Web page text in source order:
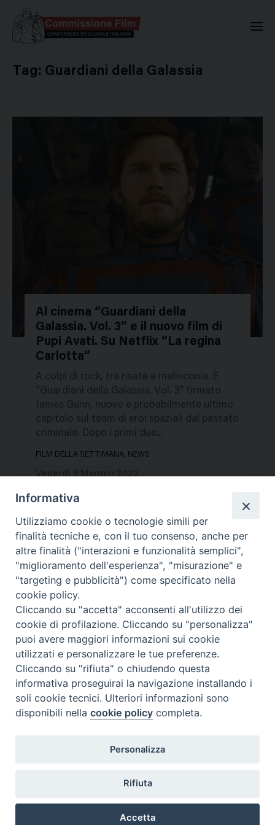
Tag: Guardiani della Galassia
112220
Al cinema “Guardiani della
Galassia. Vol. 3” e il nuovo film di
Pupi Avati. Su Netflix “La regina
Carlotta”
A colpi di rock, tra risate e malinconia. È
“Guardiani della Galassia. Vol. 3” firmato
James Gunn, nuovo e probabilmente ultimo
capitolo sul team di eroi spaziali dal passato
criminale. Dopo i primi due...
FILM DELLA SETTIMANA, NEWS
Contatti & Info
C.ne Aurelia, 50 – 00165 Roma
Contatti
Scrivi a: cnvf@chiesacattolica.it
Informativa
Utilizziamo cookie o tecnologie simili per
finalità tecniche e, con il tuo consenso, anche per
altre finalità ("interazioni e funzionalità semplici",
"miglioramento dell'esperienza", "misurazione" e
"targeting e pubblicità") come specificato nella
cookie policy.
Cliccando su "accetta" acconsenti all'utilizzo dei
cookie di profilazione. Cliccando su "personalizza"
puoi avere maggiori informazioni sui cookie
utilizzati e personalizzare le tue preferenze.
Cliccando su "rifiuta" o chiudendo questa
informativa proseguirai la navigazione installando i
soli cookie tecnici. Ulteriori informazioni sono
disponibili nellacookie policy completa.
Personalizza
Rifiuta
Accetta